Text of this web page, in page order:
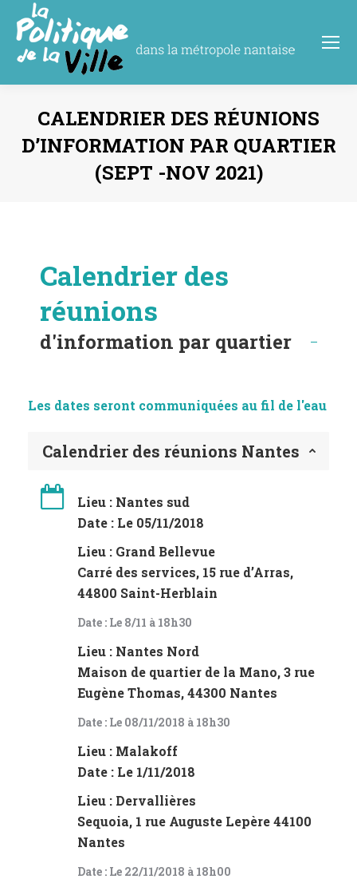
CALENDRIER DES RÉUNIONS
D’INFORMATION PAR QUARTIER
(SEPT -NOV 2021)
Calendrier des
réunions
d'information par quartier
Les dates seront communiquées au fil de l'eau
Calendrier des réunions Nantes
Lieu : Nantes sud
Date : Le 05/11/2018
Lieu : Grand Bellevue
Carré des services, 15 rue d’Arras,
44800 Saint-Herblain
Date : Le 8/11 à 18h30
Lieu : Nantes Nord
Maison de quartier de la Mano, 3 rue
Eugène Thomas, 44300 Nantes
Date : Le 08/11/2018 à 18h30
Lieu : Malakoff
Date : Le 1/11/2018
Lieu : Dervallières
Sequoia, 1 rue Auguste Lepère 44100
Nantes
Date : Le 22/11/2018 à 18h00